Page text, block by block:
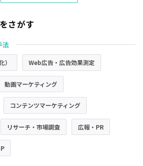
さがす
法
） Web広告・広告効果測定
動画マーケティング
コンテンツマーケティング
リサーチ・市場調査 広報・PR